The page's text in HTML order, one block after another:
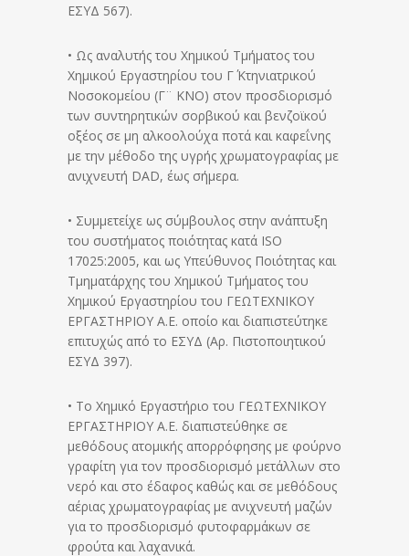
ΕΣΥΔ 567).
• Ως αναλυτής του Χημικού Τμήματος του
Χημικού Εργαστηρίου του Γ΄ Κτηνιατρικού
Νοσοκομείου (Γ¨ ΚΝΟ) στον προσδιορισμό
των συντηρητικών σορβικού και βενζοϊκού
οξέος σε μη αλκοολούχα ποτά και καφεΐνης
με την μέθοδο της υγρής χρωματογραφίας με
ανιχνευτή DAD, έως σήμερα.
• Συμμετείχε ως σύμβουλος στην ανάπτυξη
του συστήματος ποιότητας κατά ISO
17025:2005, και ως Υπεύθυνος Ποιότητας και
Τμηματάρχης του Χημικού Τμήματος του
Χημικού Εργαστηρίου του ΓΕΩΤΕΧΝΙΚΟΥ
ΕΡΓΑΣΤΗΡΙΟΥ Α.Ε. οποίο και διαπιστεύτηκε
επιτυχώς από το ΕΣΥΔ (Αρ. Πιστοποιητικού
ΕΣΥΔ 397).
• Το Χημικό Εργαστήριο του ΓΕΩΤΕΧΝΙΚΟΥ
ΕΡΓΑΣΤΗΡΙΟΥ Α.Ε. διαπιστεύθηκε σε
μεθόδους ατομικής απορρόφησης με φούρνο
γραφίτη για τον προσδιορισμό μετάλλων στο
νερό και στο έδαφος καθώς και σε μεθόδους
αέριας χρωματογραφίας με ανιχνευτή μαζών
για το προσδιορισμό φυτοφαρμάκων σε
φρούτα και λαχανικά.